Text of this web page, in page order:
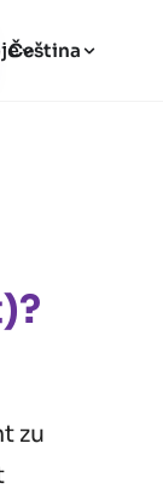
Čeština
zu